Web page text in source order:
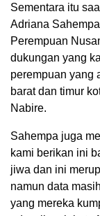
Sementara itu
Adriana
Perempuan
dukungan yang
perempuan yang
barat dan timur
Nabire.
Sahempa juga
kami berikan ini
jiwa dan ini
namun data
yang mereka